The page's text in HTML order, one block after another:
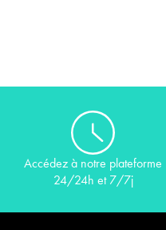
Accédez à notre plateforme
24/24h et 7/7j